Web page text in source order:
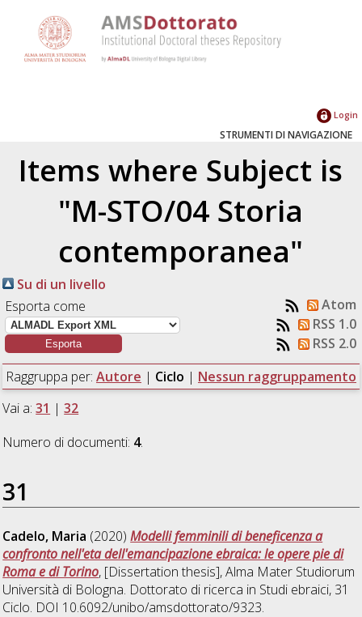
Login
STRUMENTI DI NAVIGAZIONE
Items where Subject is
"M-STO/04 Storia
contemporanea"
Su di un livello
Esporta come
Atom
RSS 1.0
RSS 2.0
Raggruppa per: Autore | Ciclo | Nessun raggruppamento
Vai a:31 |32
Numero di documenti: 4.
31
Cadelo, Maria (2020)Modelli femminili di beneficenza a
confronto nell'eta dell'emancipazione ebraica: le opere pie di
Roma e di Torino, [Dissertation thesis], Alma Mater Studiorum
Università di Bologna. Dottorato di ricerca in Studi ebraici, 31
Ciclo. DOI 10.6092/unibo/amsdottorato/9323.